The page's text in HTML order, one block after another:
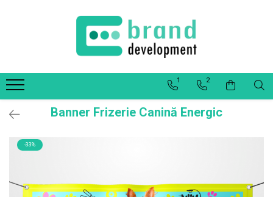
Office Elixir Capsule
1 2
Banner Frizerie Canină Energic
-33%